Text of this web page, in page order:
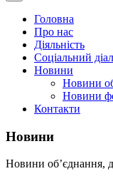
Головна
Про нас
Діяльність
Соціальний
Новини
Новини
Новини
Контакти
Новини
Новини об’єднання,